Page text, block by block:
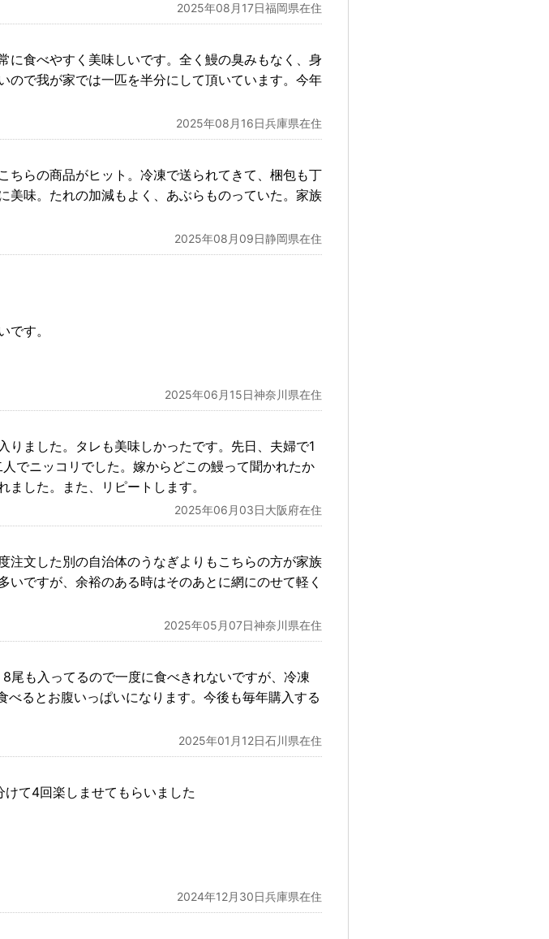
2025年08月17日福岡県在住
に食べやすく美味しいです。全く鰻の臭みもなく、身
ので我が家では一匹を半分にして頂いています。今年
2025年08月16日兵庫県在住
ちらの商品がヒット。冷凍で送られてきて、梱包も丁
美味。たれの加減もよく、あぶらものっていた。家族
2025年08月09日静岡県在住
です。
2025年06月15日神奈川県在住
ました。タレも美味しかったです。先日、夫婦で1
でニッコリでした。嫁からどこの鰻って聞かれたか
した。また、リピートします。
2025年06月03日大阪府在住
注文した別の自治体のうなぎよりもこちらの方が家族
ですが、余裕のある時はそのあとに網にのせて軽く
2025年05月07日神奈川県在住
尾も入ってるので一度に食べきれないですが、冷凍
るとお腹いっぱいになります。今後も毎年購入する
2025年01月12日石川県在住
て4回楽しませてもらいました
2024年12月30日兵庫県在住